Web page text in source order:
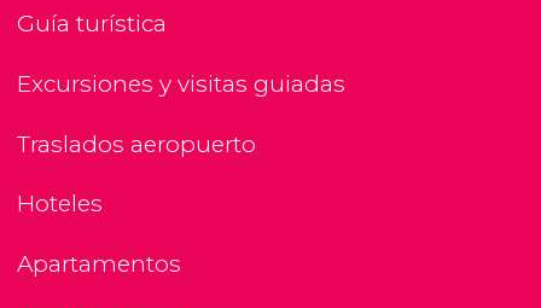
Guía turística
Excursiones y visitas guiadas
Traslados aeropuerto
Hoteles
Apartamentos